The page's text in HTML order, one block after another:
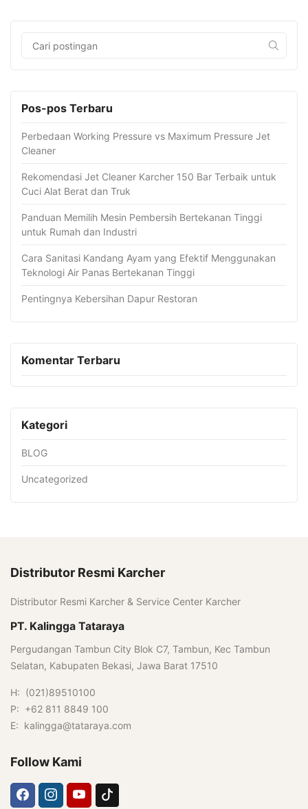
Pos-pos Terbaru
Perbedaan Working Pressure vs Maximum Pressure Jet
Cleaner
Rekomendasi Jet Cleaner Karcher 150 Bar Terbaik untuk
Cuci Alat Berat dan Truk
Panduan Memilih Mesin Pembersih Bertekanan Tinggi
untuk Rumah dan Industri
Cara Sanitasi Kandang Ayam yang Efektif Menggunakan
Teknologi Air Panas Bertekanan Tinggi
Pentingnya Kebersihan Dapur Restoran
Komentar Terbaru
Kategori
BLOG
Uncategorized
Distributor Resmi Karcher
Distributor Resmi Karcher & Service Center Karcher
PT. Kalingga Tataraya
Pergudangan Tambun City Blok C7, Tambun, Kec Tambun
Selatan, Kabupaten Bekasi, Jawa Barat 17510
H: (021)89510100
P: +62 811 8849 100
E: kalingga@tataraya.com
Follow Kami